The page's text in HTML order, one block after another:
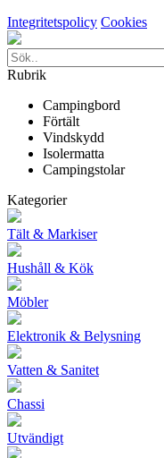
Integritetspolicy Cookies
Rubrik
Campingbord
Förtält
Vindskydd
Isolermatta
Campingstolar
Kategorier
Tält & Markiser
Hushåll & Kök
Möbler
Elektronik & Belysning
Vatten & Sanitet
Chassi
Utvändigt